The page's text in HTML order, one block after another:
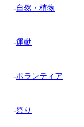
-自然・植物
-運動
-ボランティア
-祭り